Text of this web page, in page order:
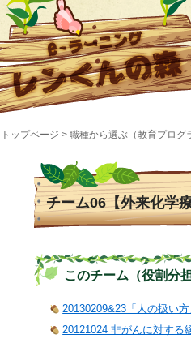
トップページ > 職種から選ぶ（教育プログ
チーム06【外来化学
このチーム（役割分
20130209&23「人の扱い
20121024 非がんに対する